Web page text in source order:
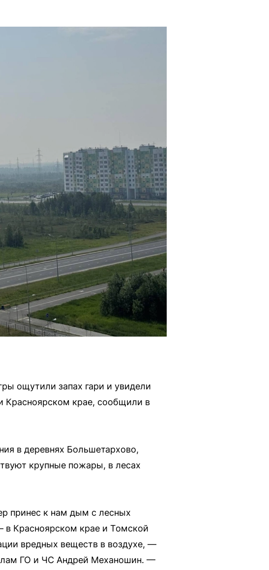
ощутили запах гари и увидели
Красноярском крае, сообщили в
в деревнях Большетархово,
крупные пожары, в лесах
принес к нам дым с лесных
в Красноярском крае и Томской
вредных веществ в воздухе, —
ГО и ЧС Андрей Механошин. —